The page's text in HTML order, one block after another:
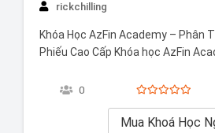
rickchilling
Khóa Học AzFin Academy – Phân
Phiếu Cao Cấp Khóa học AzFin
chắc về phân tích tài chính và định
0
Mua Khoá Học